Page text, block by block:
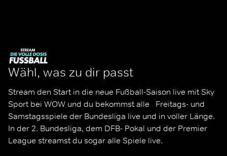
Wähl, was zu dir passt
Stream den Start in die neue Fußball-Saison live mit Sky
Sport bei WOW und du bekommst alle   Freitags- und
Samstagsspiele der Bundesliga live und in voller Länge.
In der 2. Bundesliga, dem DFB- Pokal und der Premier
League streamst du sogar alle Spiele live.